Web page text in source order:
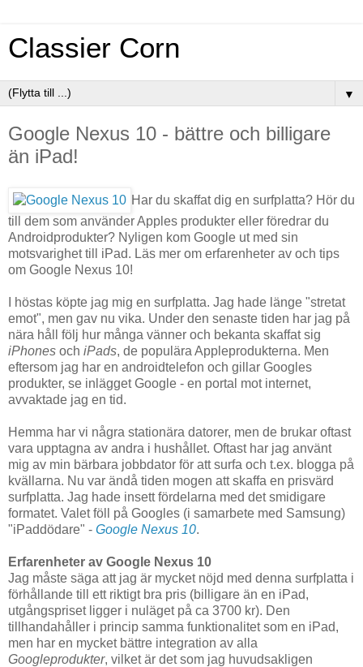
Classier Corn
▼
Google Nexus 10 - bättre och billigare
än iPad!
Har du skaffat dig en surfplatta? Hör du
till dem som använder Apples produkter eller föredrar du
Androidprodukter? Nyligen kom Google ut med sin
motsvarighet till iPad. Läs mer om erfarenheter av och tips
om Google Nexus 10!
I höstas köpte jag mig en surfplatta. Jag hade länge "stretat
emot", men gav nu vika. Under den senaste tiden har jag på
nära håll följ hur många vänner och bekanta skaffat sig
iPhones och iPads, de populära Appleprodukterna. Men
eftersom jag har en androidtelefon och gillar Googles
produkter, se inlägget Google - en portal mot internet,
avvaktade jag en tid.
Hemma har vi några stationära datorer, men de brukar oftast
vara upptagna av andra i hushållet. Oftast har jag använt
mig av min bärbara jobbdator för att surfa och t.ex. blogga på
kvällarna. Nu var ändå tiden mogen att skaffa en prisvärd
surfplatta. Jag hade insett fördelarna med det smidigare
formatet. Valet föll på Googles (i samarbete med Samsung)
"iPaddödare" - Google Nexus 10.
Erfarenheter av Google Nexus 10
Jag måste säga att jag är mycket nöjd med denna surfplatta i
förhållande till ett riktigt bra pris (billigare än en iPad,
utgångspriset ligger i nuläget på ca 3700 kr). Den
tillhandahåller i princip samma funktionalitet som en iPad,
men har en mycket bättre integration av alla
Googleprodukter, vilket är det som jag huvudsakligen